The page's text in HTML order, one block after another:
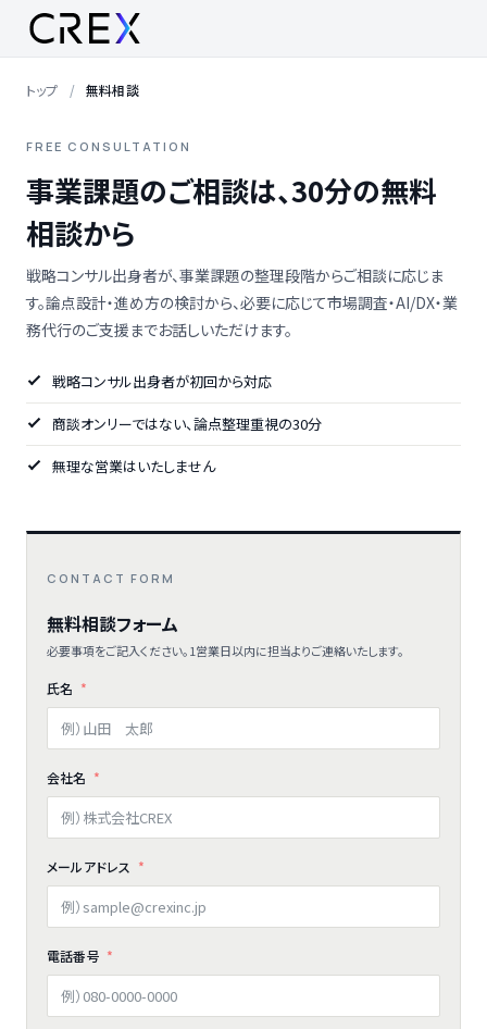
トップ 無料相談
FREE CONSULTATION
事業課題のご相談は、30分の無料
相談から
戦略コンサル出身者が、事業課題の整理段階からご相談に応じま
す。論点設計・進め方の検討から、必要に応じて市場調査・AI/DX・業
務代行のご支援までお話しいただけます。
戦略コンサル出身者が初回から対応
商談オンリーではない、論点整理重視の30分
無理な営業はいたしません
CONTACT FORM
無料相談フォーム
必要事項をご記入ください。1営業日以内に担当よりご連絡いたします。
氏名
会社名
メールアドレス
電話番号